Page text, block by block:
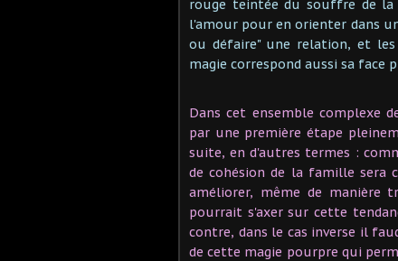
rouge teintée du souffre de la
l'amour pour en orienter dans
ou défaire" une relation, et
magie correspond aussi sa
Dans cet ensemble complexe
par une première étape
suite, en d'autres termes :
de cohésion de la famille sera
améliorer, même de manière
pourrait s'axer sur cette
contre, dans le cas inverse il
de cette magie pourpre qui